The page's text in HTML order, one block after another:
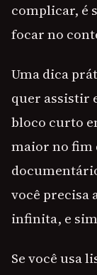
complicar, é
focar no
Uma dica
quer assistir
bloco curto
maior no fim
você precisa
infinita, e
Se você usa